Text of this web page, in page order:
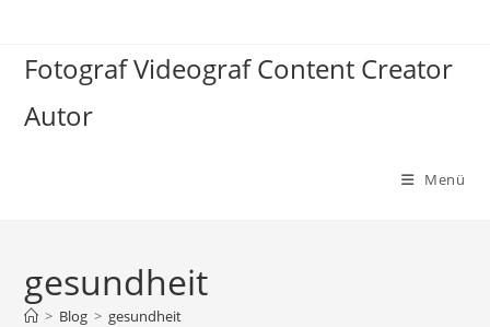
springen
Fotograf Videograf Content Creator
Autor
Menü
gesundheit
> Blog > gesundheit